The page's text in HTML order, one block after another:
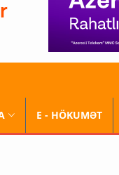
E - HÖKUMƏT